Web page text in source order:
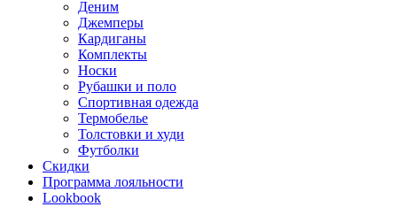
Деним
Джемперы
Кардиганы
Комплекты
Носки
Рубашки и поло
Спортивная одежда
Термобелье
Толстовки и худи
Футболки
Скидки
Программа лояльности
Lookbook